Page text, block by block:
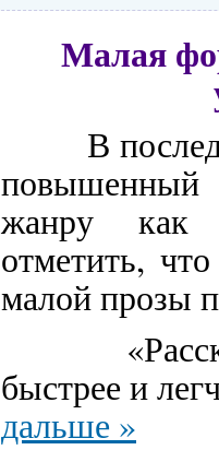
Малая
В
жанру как
отметить,
малой прозы
быстрее и
дальше »